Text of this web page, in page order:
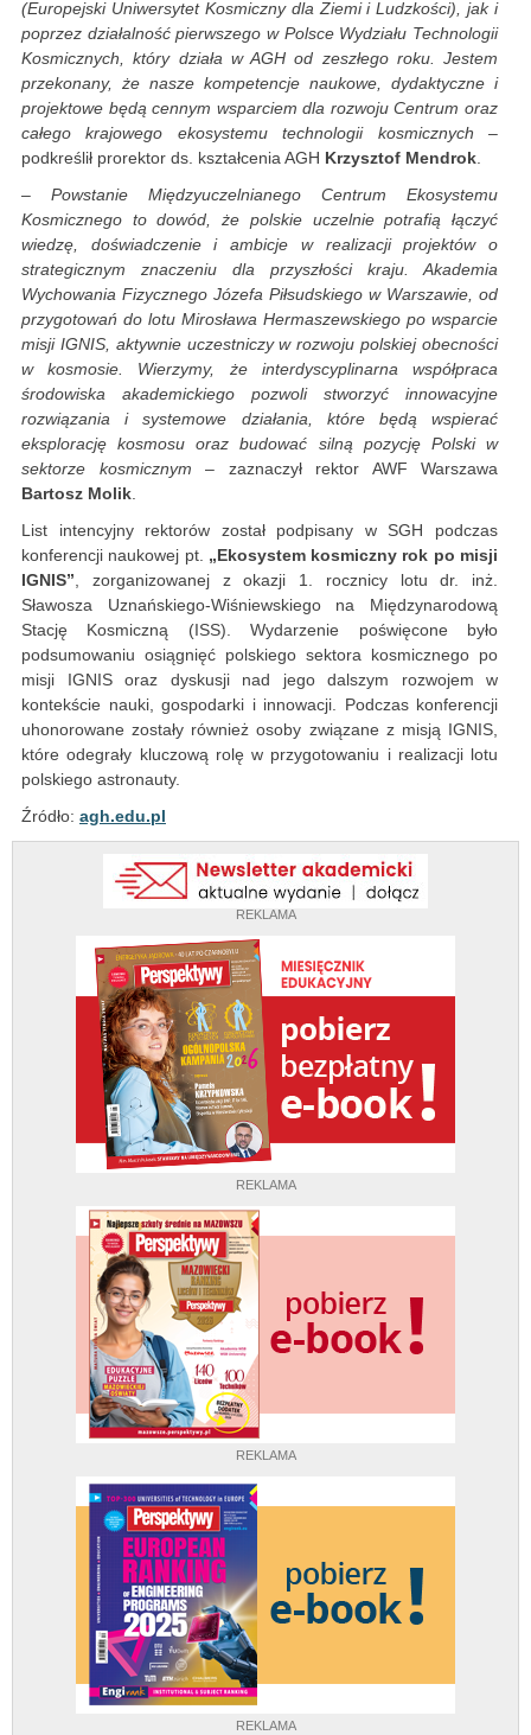
REKLAMA
REKLAMA
REKLAMA
REKLAMA
(Europejski Uniwersytet Kosmiczny dla Ziemi i Ludzkości), jak i
poprzez działalność pierwszego w Polsce Wydziału Technologii
Kosmicznych, który działa w AGH od zeszłego roku. Jestem
przekonany, że nasze kompetencje naukowe, dydaktyczne i
projektowe będą cennym wsparciem dla rozwoju Centrum oraz
całego krajowego ekosystemu technologii kosmicznych –
podkreślił prorektor ds. kształcenia AGH Krzysztof Mendrok
– Powstanie Międzyuczelnianego Centrum Ekosystemu
Kosmicznego to dowód, że polskie uczelnie potrafią łączyć
wiedzę, doświadczenie i ambicje w realizacji projektów o
strategicznym znaczeniu dla przyszłości kraju. Akademia
Wychowania Fizycznego Józefa Piłsudskiego w Warszawie, od
przygotowań do lotu Mirosława Hermaszewskiego po wsparcie
misji IGNIS, aktywnie uczestniczy w rozwoju polskiej obecności
w kosmosie. Wierzymy, że interdyscyplinarna współpraca
środowiska akademickiego pozwoli stworzyć innowacyjne
rozwiązania i systemowe działania, które będą wspierać
eksplorację kosmosu oraz budować silną pozycję Polski w
sektorze kosmicznym – zaznaczył rektor AWF Warszawa
Bartosz Molik
List intencyjny rektorów został podpisany w SGH podczas
konferencji naukowej pt. „Ekosystem kosmiczny rok po misji
IGNIS” , zorganizowanej z okazji 1. rocznicy lotu dr. inż.
Sławosza Uznańskiego‑Wiśniewskiego na Międzynarodową
Stację Kosmiczną (ISS). Wydarzenie poświęcone było
podsumowaniu osiągnięć polskiego sektora kosmicznego po
misji IGNIS oraz dyskusji nad jego dalszym rozwojem w
kontekście nauki, gospodarki i innowacji. Podczas konferencji
uhonorowane zostały również osoby związane z misją IGNIS,
które odegrały kluczową rolę w przygotowaniu i realizacji lotu
polskiego astronauty.
Źródło: agh.edu.pl